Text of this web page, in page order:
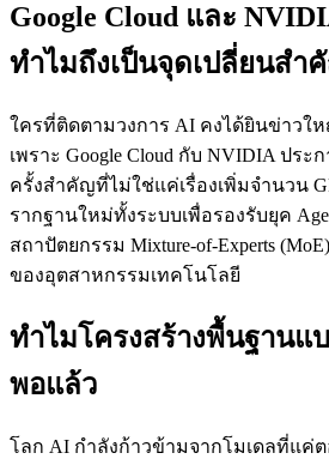
Google Cloud และ
ทำไมถึงเป็นจุดเปลี่ยนสำ
ใครที่ติดตามวงการ AI คงได้ยินข่าวให
เพราะ Google Cloud กับ NVIDIA ปร
ครั้งสำคัญที่ไม่ใช่แค่เรื่องเพิ่มจำนวน
รากฐานใหม่ทั้งระบบเพื่อรองรับยุค
สถาปัตยกรรม Mixture-of-Experts
ของอุตสาหกรรมเทคโนโลยี
ทำไมโครงสร้างพื้นฐานแ
พอแล้ว
โลก AI กำลังก้าวข้ามจากโมเดลที่แค่